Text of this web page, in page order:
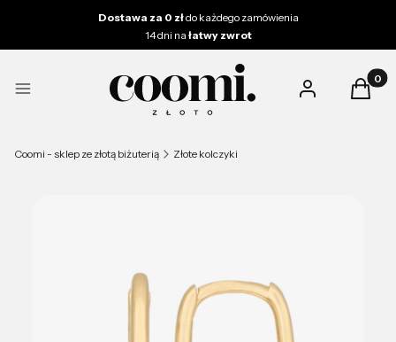
Dostawa za 0 złdo każdego zamówienia
14 dni na łatwy zwrot
Menu Zaloguj się
Coomi - sklep ze złotą biżuterią Złote kolczyki